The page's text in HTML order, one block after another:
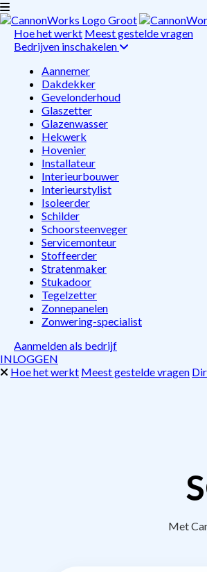
Hoe het werkt Meest gestelde vragen
Bedrijven inschakelen
Aannemer
Dakdekker
Gevelonderhoud
Glaszetter
Glazenwasser
Hekwerk
Hovenier
Installateur
Interieurbouwer
Interieurstylist
Isoleerder
Schilder
Schoorsteenveger
Servicemonteur
Stoffeerder
Stratenmaker
Stukadoor
Tegelzetter
Zonnepanelen
Zonwering-specialist
Aanmelden als bedrijf
INLOGGEN
Hoe het werkt Meest gestelde vragen
Met